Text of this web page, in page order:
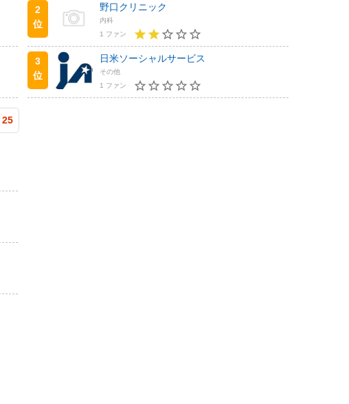
2
位
野口クリニック
内科
1 ファン
3
位
日米ソーシャルサービス
その他
1 ファン
25